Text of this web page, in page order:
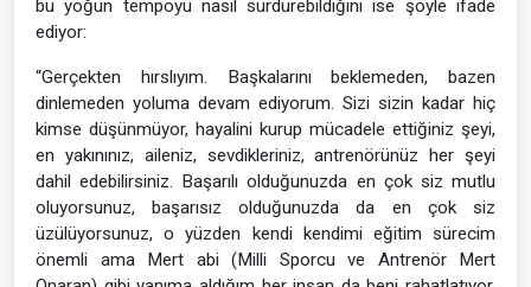
bu yoğun tempoyu nasıl sürdürebildiğini ise şöyle ifade
ediyor:
“Gerçekten hırslıyım. Başkalarını beklemeden, bazen
dinlemeden yoluma devam ediyorum. Sizi sizin kadar hiç
kimse düşünmüyor, hayalini kurup mücadele ettiğiniz şeyi,
en yakınınız, aileniz, sevdikleriniz, antrenörünüz her şeyi
dahil edebilirsiniz. Başarılı olduğunuzda en çok siz mutlu
oluyorsunuz, başarısız olduğunuzda da en çok siz
üzülüyorsunuz, o yüzden kendi kendimi eğitim sürecim
önemli ama Mert abi (Milli Sporcu ve Antrenör Mert